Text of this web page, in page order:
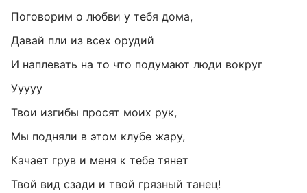
Поговорим о любви у тебя дома,
Давай пли из всех орудий
И наплевать на то что подумают люди вокруг
Ууууу
Твои изгибы просят моих рук,
Мы подняли в этом клубе жару,
Качает грув и меня к тебе тянет
Твой вид сзади и твой грязный танец!